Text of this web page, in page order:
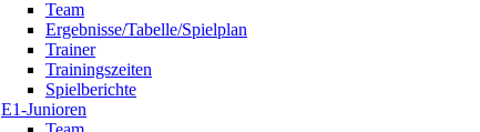
Team
Ergebnisse/Tabelle/Spielplan
Trainer
Trainingszeiten
Spielberichte
E1-Junioren